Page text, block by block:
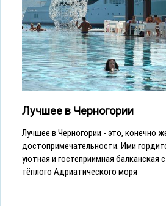
Лучшее в Черногории
Лучшее в Черногории - это, конечно
достопримечательности. Ими
уютная и гостеприимная балканская
тёплого Адриатического моря